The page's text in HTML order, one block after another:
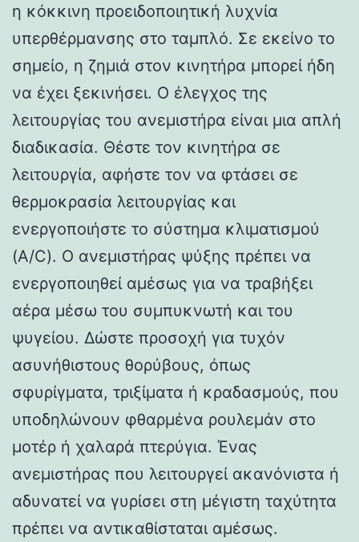
η κόκκινη προειδοποιητική λυχνία
υπερθέρμανσης στο ταμπλό. Σε εκείνο το
σημείο, η ζημιά στον κινητήρα μπορεί ήδη
να έχει ξεκινήσει. Ο έλεγχος της
λειτουργίας του ανεμιστήρα είναι μια απλή
διαδικασία. Θέστε τον κινητήρα σε
λειτουργία, αφήστε τον να φτάσει σε
θερμοκρασία λειτουργίας και
ενεργοποιήστε το σύστημα κλιματισμού
(A/C). Ο ανεμιστήρας ψύξης πρέπει να
ενεργοποιηθεί αμέσως για να τραβήξει
αέρα μέσω του συμπυκνωτή και του
ψυγείου. Δώστε προσοχή για τυχόν
ασυνήθιστους θορύβους, όπως
σφυρίγματα, τριξίματα ή κραδασμούς, που
υποδηλώνουν φθαρμένα ρουλεμάν στο
μοτέρ ή χαλαρά πτερύγια. Ένας
ανεμιστήρας που λειτουργεί ακανόνιστα ή
αδυνατεί να γυρίσει στη μέγιστη ταχύτητα
πρέπει να αντικαθίσταται αμέσως.